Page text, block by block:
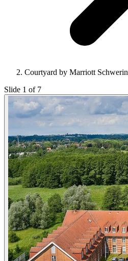
Courtyard by Marriott Schwerin
Slide 1 of 7